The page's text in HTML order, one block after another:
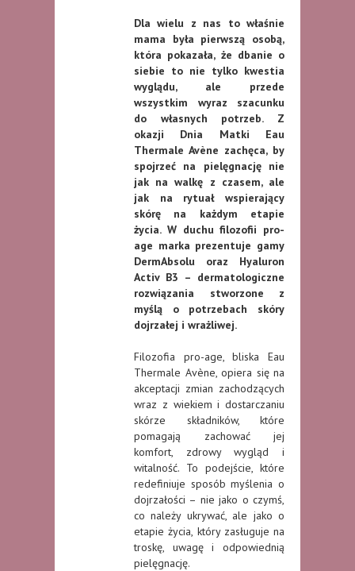
Dla wielu z nas to właśnie
mama była pierwszą osobą,
która pokazała, że dbanie o
siebie to nie tylko kwestia
wyglądu, ale przede
wszystkim wyraz szacunku
do własnych potrzeb. Z
okazji Dnia Matki Eau
Thermale Avène zachęca, by
spojrzeć na pielęgnację nie
jak na walkę z czasem, ale
jak na rytuał wspierający
skórę na każdym etapie
życia. W duchu filozofii pro-
age marka prezentuje gamy
DermAbsolu oraz Hyaluron
Activ B3 – dermatologiczne
rozwiązania stworzone z
myślą o potrzebach skóry
dojrzałej i wrażliwej.
Filozofia pro-age, bliska Eau
Thermale Avène, opiera się na
akceptacji zmian zachodzących
wraz z wiekiem i dostarczaniu
skórze składników, które
pomagają zachować jej
komfort, zdrowy wygląd i
witalność. To podejście, które
redefiniuje sposób myślenia o
dojrzałości – nie jako o czymś,
co należy ukrywać, ale jako o
etapie życia, który zasługuje na
troskę, uwagę i odpowiednią
pielęgnację.